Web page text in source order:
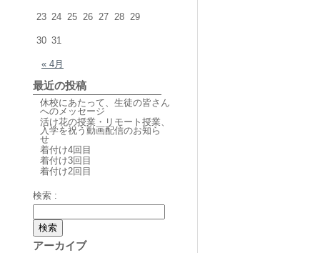
« 4月
23 24 25 26 27 28 29
30 31
最近の投稿
休校にあたって、生徒の皆さん
へのメッセージ
活け花の授業・リモート授業、
入学を祝う動画配信のお知ら
せ
着付け4回目
着付け3回目
着付け2回目
検索 :
アーカイブ